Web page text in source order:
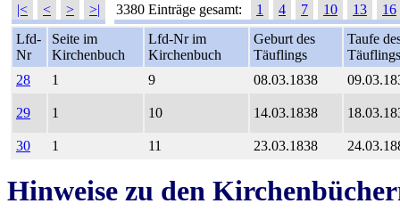
|< < > >| 3380 Einträge gesamt: 1 4 7 10 13
16
Lfd-
Nr
Seite im
Kirchenbuch
Lfd-Nr im
Kirchenbuch
Geburt des
Täuflings
Taufe
Täuflings
28
1 9 08.03.1838
29 1 10 14.03.1838
30 1 11 23.03.1838
Hinweise zu den